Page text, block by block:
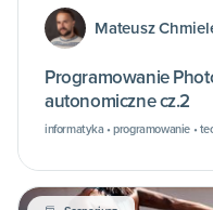
Mateusz
Programowanie
autonomiczne cz.2
informatyka • programowanie •